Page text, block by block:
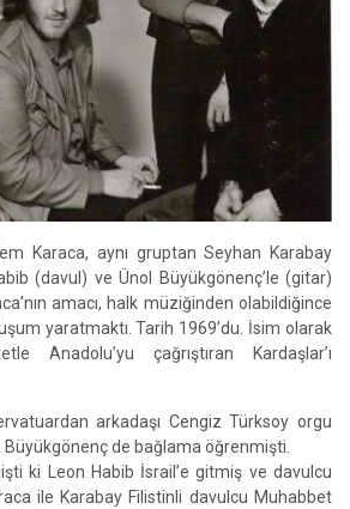
Karaca, aynı gruptan Seyhan Karabay
(davul) ve Ünol Büyükgönenç’le (gitar)
amacı, halk müziğinden olabildiğince
yaratmaktı. Tarih 1969’du. İsim olarak
Anadolu’yu çağrıştıran Kardaşlar’ı
arkadaşı Cengiz Türksoy orgu
de bağlama öğrenmişti.
ki Leon Habib İsrail’e gitmiş ve davulcu
ile Karabay Filistinli davulcu Muhabbet